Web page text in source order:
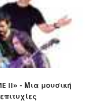
II» - Μια μουσική